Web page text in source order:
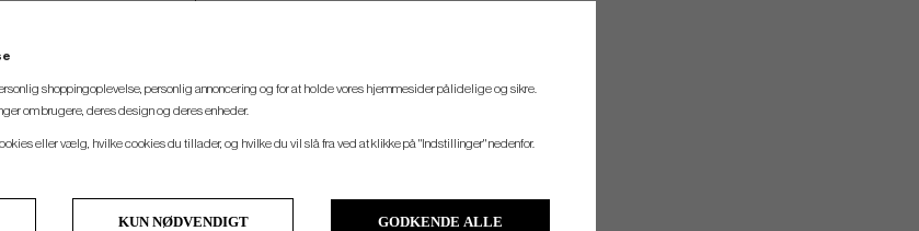
shoppingoplevelse, personlig annoncering og for at holde vores hjemmesider pålidelige og sikre.
om brugere, deres design og deres enheder.
eller vælg, hvilke cookies du tillader, og hvilke du vil slå fra ved at klikke på "Indstillinger" nedenfor.
KUN NØDVENDIGT GODKENDE ALLE